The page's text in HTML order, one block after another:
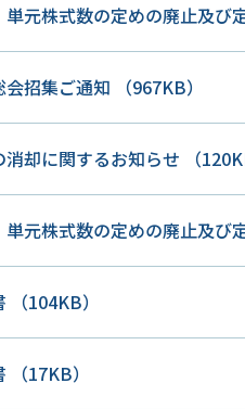
単元株式数の定めの廃止及び
会招集ご通知 （967KB）
消却に関するお知らせ （
単元株式数の定めの廃止及び
（104KB）
（17KB）